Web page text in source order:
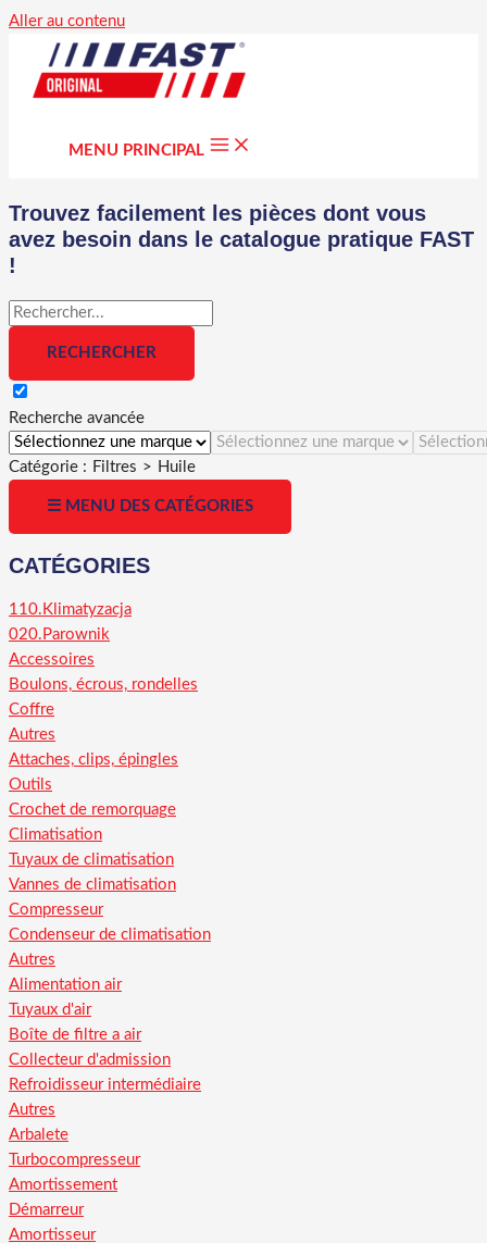
Aller au contenu
MENU PRINCIPAL
Trouvez facilement les pièces dont vous
avez besoin dans le catalogue pratique FAST
!
Recherche avancée
Catégorie : Filtres > Huile
☰ MENU DES CATÉGORIES
CATÉGORIES
110.Klimatyzacja
020.Parownik
Accessoires
Boulons, écrous, rondelles
Coffre
Autres
Attaches, clips, épingles
Outils
Crochet de remorquage
Climatisation
Tuyaux de climatisation
Vannes de climatisation
Compresseur
Condenseur de climatisation
Autres
Alimentation air
Tuyaux d'air
Boîte de filtre a air
Collecteur d'admission
Refroidisseur intermédiaire
Autres
Arbalete
Turbocompresseur
Amortissement
Démarreur
Amortisseur